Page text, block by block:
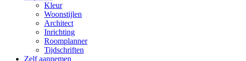
Kleur
Woonstijlen
Architect
Inrichting
Roomplanner
Tijdschriften
Zelf aannemen